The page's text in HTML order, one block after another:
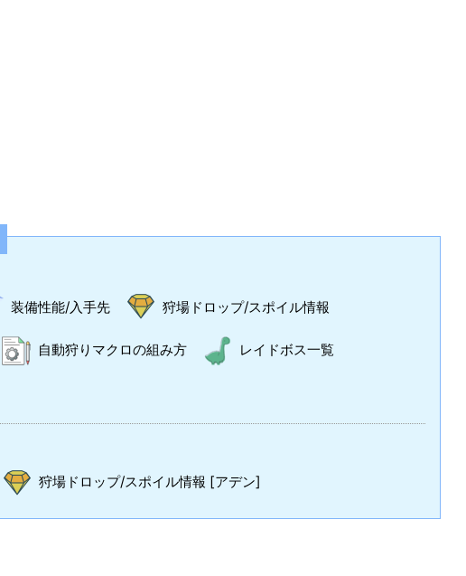
装備性能/入手先 狩場ドロップ/スポイル情報
自動狩りマクロの組み方 レイドボス一覧
狩場ドロップ/スポイル情報 [アデン]